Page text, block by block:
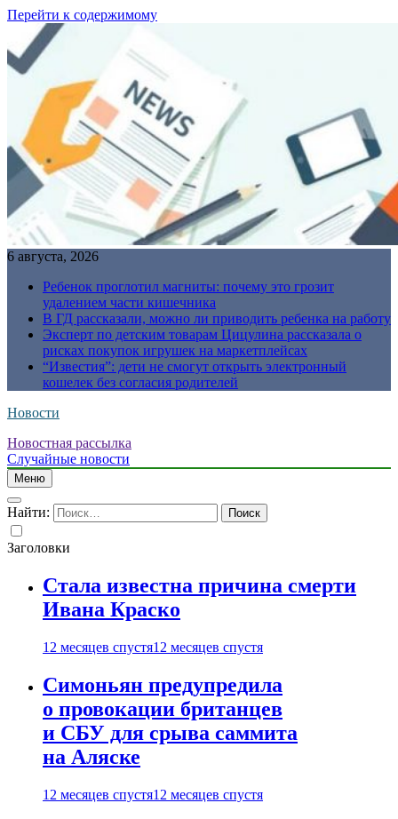
Перейти к содержимому
6 августа, 2026
Ребенок проглотил магниты: почему это грозит
удалением части кишечника
В ГД рассказали, можно ли приводить ребенка на работу
Эксперт по детским товарам Цицулина рассказала о
рисках покупок игрушек на маркетплейсах
“Известия”: дети не смогут открыть электронный
кошелек без согласия родителей
Новости
Новостная рассылка
Случайные новости
Меню
Найти:
Заголовки
Стала известна причина смерти
Ивана Краско
12 месяцев спустя12 месяцев спустя
Симоньян предупредила
о провокации британцев
и СБУ для срыва саммита
на Аляске
12 месяцев спустя12 месяцев спустя